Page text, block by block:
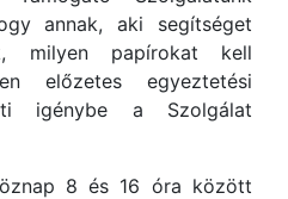
annak, aki segítséget
milyen papírokat kell
előzetes egyeztetési
igénybe a Szolgálat
8 és 16 óra között